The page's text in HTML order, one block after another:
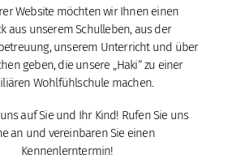
Website möchten wir Ihnen einen
aus unserem Schulleben, aus der
unserem Unterricht und über
geben, die unsere „Haki“ zu einer
Wohlfühlschule machen.
auf Sie und Ihr Kind! Rufen Sie uns
an und vereinbaren Sie einen
Kennenlerntermin!